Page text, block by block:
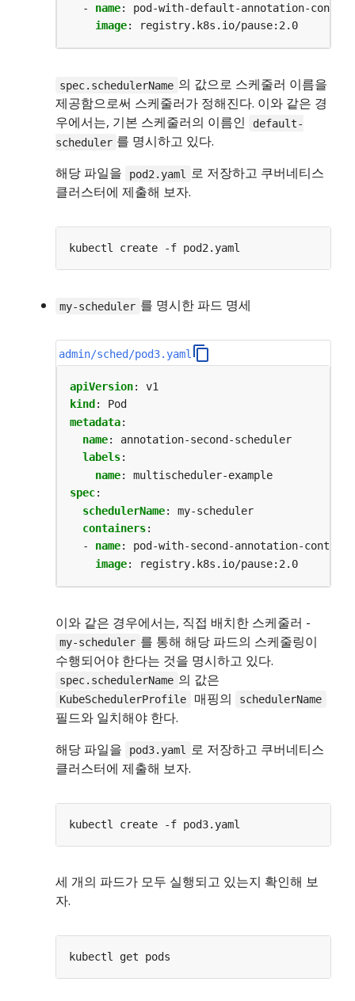
- name:
pod-with-default-annotation-
image: registry.k8s.io/pause:2.0
spec.schedulerName 의 값으로 스케줄러 이름을
제공함으로써 스케줄러가 정해진다. 이와 같은 경
우에서는, 기본 스케줄러의 이름인
default-
scheduler 를 명시하고 있다.
해당 파일을
pod2.yaml
로 저장하고 쿠버네티스
클러스터에 제출해 보자.
my-scheduler 를 명시한 파드 명세
admin/sched/pod3.yaml
apiVersion:
v1
kind :
Pod
metadata:
name:
annotation-second-scheduler
labels:
name:
multischeduler-example
spec:
schedulerName:
my-scheduler
containers:
- name:
pod-with-second-annotation-
image: registry.k8s.io/pause:2.0
이와 같은 경우에서는, 직접 배치한 스케줄러 -
my-scheduler 를 통해 해당 파드의 스케줄링이
수행되어야 한다는 것을 명시하고 있다.
spec.schedulerName 의 값은
KubeSchedulerProfile 매핑의 schedulerName
필드와 일치해야 한다.
해당 파일을
pod3.yaml
로 저장하고 쿠버네티스
클러스터에 제출해 보자.
세 개의 파드가 모두 실행되고 있는지 확인해 보
자.